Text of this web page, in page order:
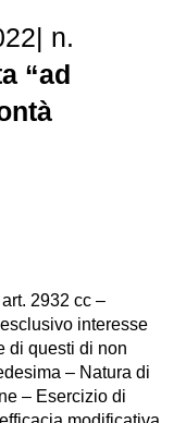
n.
“ad
2932 cc –
interesse
di questi di non
– Natura di
– Esercizio di